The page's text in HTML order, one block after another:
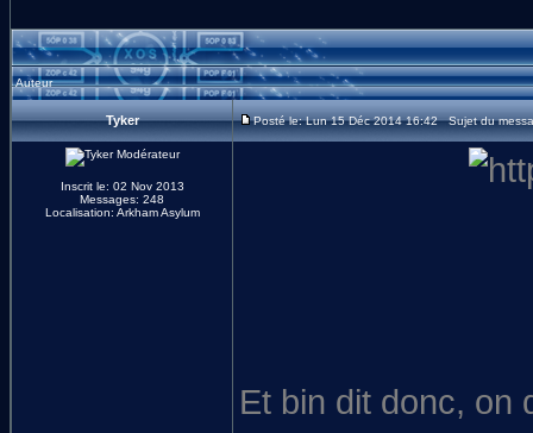
Auteur
Tyker Posté le: Lun 15 Déc 2014 16:42 Sujet du
Inscrit le: 02 Nov 2013
Messages: 248
Localisation: Arkham Asylum
Et bin dit donc, on